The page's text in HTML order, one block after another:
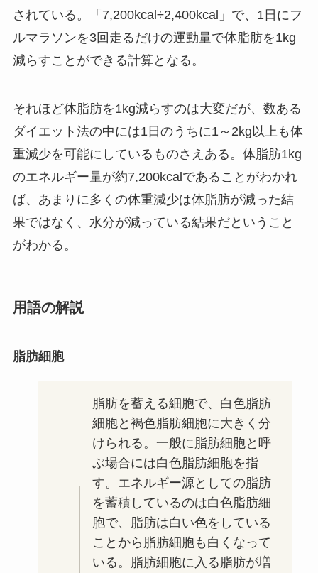
されている。「7,200kcal÷2,400kcal」で、1日にフ
ルマラソンを3回走るだけの運動量で体脂肪を1kg
減らすことができる計算となる。
それほど体脂肪を1kg減らすのは大変だが、数ある
ダイエット法の中には1日のうちに1～2kg以上も体
重減少を可能にしているものさえある。体脂肪1kg
のエネルギー量が約7,200kcalであることがわかれ
ば、あまりに多くの体重減少は体脂肪が減った結
果ではなく、水分が減っている結果だということ
がわかる。
用語の解説
脂肪細胞
脂肪を蓄える細胞で、白色脂肪
細胞と褐色脂肪細胞に大きく分
けられる。一般に脂肪細胞と呼
ぶ場合には白色脂肪細胞を指
す。エネルギー源としての脂肪
を蓄積しているのは白色脂肪細
胞で、脂肪は白い色をしている
ことから脂肪細胞も白くなって
いる。脂肪細胞に入る脂肪が増